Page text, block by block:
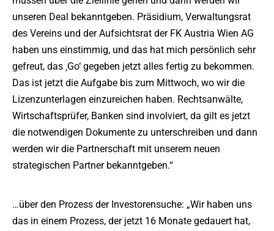
unseren Deal bekanntgeben. Präsidium, Verwaltungsrat
des Vereins und der Aufsichtsrat der FK Austria Wien AG
haben uns einstimmig, und das hat mich persönlich sehr
gefreut, das ‚Go‘ gegeben jetzt alles fertig zu bekommen.
Das ist jetzt die Aufgabe bis zum Mittwoch, wo wir die
Lizenzunterlagen einzureichen haben. Rechtsanwälte,
Wirtschaftsprüfer, Banken sind involviert, da gilt es jetzt
die notwendigen Dokumente zu unterschreiben und dann
werden wir die Partnerschaft mit unserem neuen
strategischen Partner bekanntgeben.“
…über den Prozess der Investorensuche: „Wir haben uns
das in einem Prozess, der jetzt 16 Monate gedauert hat,